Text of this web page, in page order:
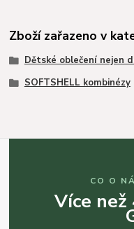
Zboží zařazeno v
Dětské oblečení nejen
SOFTSHELL kombinézy
CO O
Více než